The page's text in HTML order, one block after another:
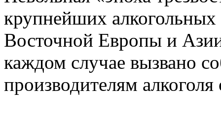
крупнейших
Восточной Европы и
каждом случае вызвано
производителям